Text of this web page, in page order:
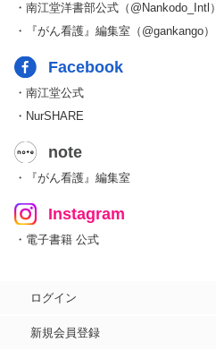
・南江堂洋書部公式（@Nankodo_Intl）
・『がん看護』編集室（@gankango）
Facebook
・南江堂公式
・NurSHARE
note
・『がん看護』編集室
Instagram
・電子書籍 公式
ログイン
新規会員登録